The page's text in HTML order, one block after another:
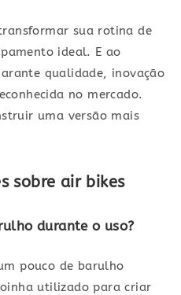
sua rotina de
ideal. E ao
qualidade, inovação
no mercado.
uma versão mais
sobre air bikes
durante o uso?
pouco de barulho
utilizado para criar